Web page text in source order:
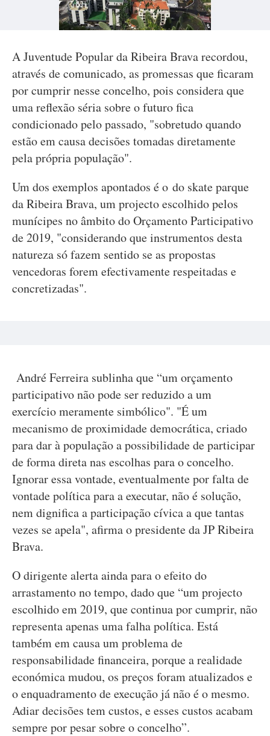
A Juventude Popular da Ribeira Brava recordou,
através de comunicado, as promessas que ficaram
por cumprir nesse concelho, pois considera que
uma reflexão séria sobre o futuro fica
condicionado pelo passado, "sobretudo quando
estão em causa decisões tomadas diretamente
pela própria população".
Um dos exemplos apontados é o do skate parque
da Ribeira Brava, um projecto escolhido pelos
munícipes no âmbito do Orçamento Participativo
de 2019, "considerando que instrumentos desta
natureza só fazem sentido se as propostas
vencedoras forem efectivamente respeitadas e
concretizadas".
André Ferreira sublinha que “um orçamento
participativo não pode ser reduzido a um
exercício meramente simbólico". "É um
mecanismo de proximidade democrática, criado
para dar à população a possibilidade de participar
de forma direta nas escolhas para o concelho.
Ignorar essa vontade, eventualmente por falta de
vontade política para a executar, não é solução,
nem dignifica a participação cívica a que tantas
vezes se apela", afirma o presidente da JP Ribeira
Brava.
O dirigente alerta ainda para o efeito do
arrastamento no tempo, dado que “um projecto
escolhido em 2019, que continua por cumprir, não
representa apenas uma falha política. Está
também em causa um problema de
responsabilidade financeira, porque a realidade
económica mudou, os preços foram atualizados e
o enquadramento de execução já não é o mesmo.
Adiar decisões tem custos, e esses custos acabam
sempre por pesar sobre o concelho”.